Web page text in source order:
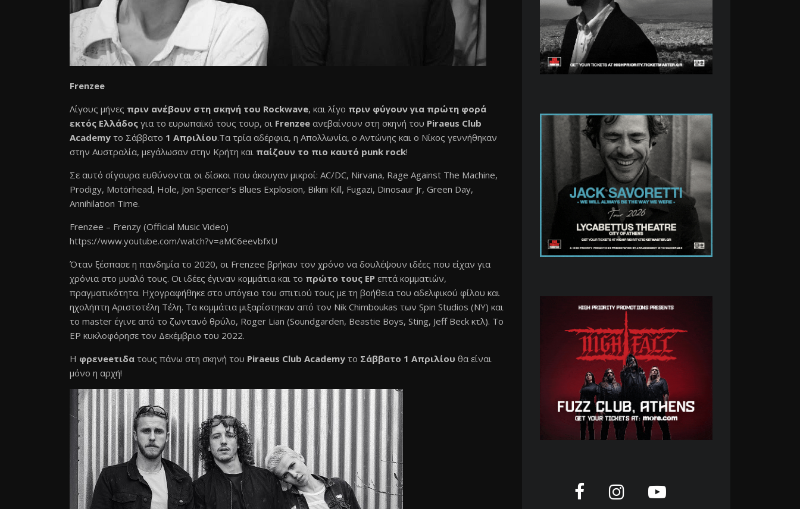
Frenzee
Λίγους μήνες πριν ανέβουν στη σκηνή του Rockwave, και λίγο πριν φύγουν για πρώτη φορά
εκτός Ελλάδος για το ευρωπαϊκό τους τουρ, οι Frenzee ανεβαίνουν στη σκηνή του Piraeus Club
Academy το Σάββατο 1 Απριλίου.Τα τρία αδέρφια, η Απολλωνία, ο Αντώνης και ο Νίκος γεννήθηκαν
στην Αυστραλία, μεγάλωσαν στην Κρήτη και παίζουν το πιο καυτό punk rock!
Σε αυτό σίγουρα ευθύνονται οι δίσκοι που άκουγαν μικροί: AC/DC, Nirvana, Rage Against The Machine,
Prodigy, Motörhead, Hole, Jon Spencer’s Blues Explosion, Bikini Kill, Fugazi, Dinosaur Jr, Green Day,
Annihilation Time.
Frenzee – Frenzy (Official Music Video)
https://www.youtube.com/watch?v=aMC6eevbfxU
Όταν ξέσπασε η πανδημία το 2020, οι Frenzee βρήκαν τον χρόνο να δουλέψουν ιδέες που είχαν για
χρόνια στο μυαλό τους. Οι ιδέες έγιναν κομμάτια και το πρώτο τους ΕΡ επτά κομματιών,
πραγματικότητα. Ηχογραφήθηκε στο υπόγειο του σπιτιού τους με τη βοήθεια του αδελφικού φίλου και
ηχολήπτη Αριστοτέλη Τέλη. Τα κομμάτια μιξαρίστηκαν από τον Nik Chimboukas των Spin Studios (NY) και
το master έγινε από το ζωντανό θρύλο, Roger Lian (Soundgarden, Beastie Boys, Sting, Jeff Beck κτλ). Το
ΕΡ κυκλοφόρησε τον Δεκέμβριο του 2022.
Η φρενeeτιδα τους πάνω στη σκηνή του Piraeus Club Academy το Σάββατο 1 Απριλίου θα είναι
μόνο η αρχή!